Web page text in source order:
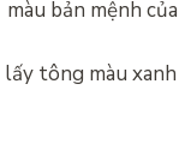
bản mệnh